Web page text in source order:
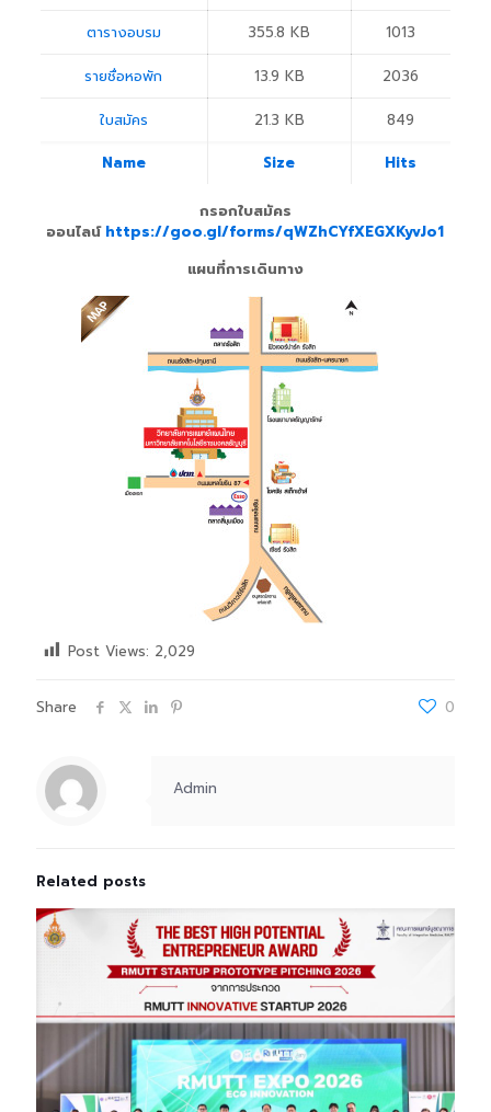
Name Size Hits
ตารางอบรม 355.8 KB 1013
รายชื่อหอพัก 13.9 KB 2036
ใบสมัคร 21.3 KB 849
กรอกใบสมัคร
ออนไลน์ https://goo.gl/forms/qWZhCYfXEGXKyvJo1
แผนที่การเดินทาง
Post Views: 2,029
Share 0
Admin
Related posts